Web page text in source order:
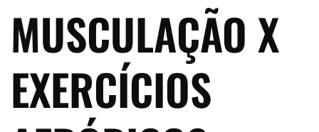
MUSCULAÇÃO X
EXERCÍCIOS